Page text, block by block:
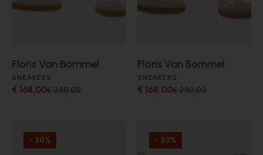
Floris Van Bommel
SNEAKERS
€ 168,00€ 240,00
Floris Van Bommel
SNEAKERS
€ 168,00€ 240,00
- 30% - 30%